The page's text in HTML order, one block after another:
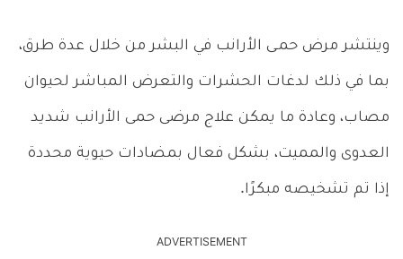
وينتشر مرض حمـى الأرانب في البشر من خلال عدة طرق،
بما في ذلك لدغات الحشرات والتعرض المباشر لحيوان
مصاب، وعادة ما يمكن علاج مرضى حمى الأرانب شديد
العدوى والمميت، بشكل فعال بمضادات حيوية محددة
إذا تم تشخيصه مبكرًا.
ADVERTISEMENT